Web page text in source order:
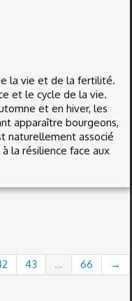
la vie et de la fertilité.
et le cycle de la vie.
et en hiver, les
apparaître bourgeons,
naturellement associé
la résilience face aux
43 ... 66 →